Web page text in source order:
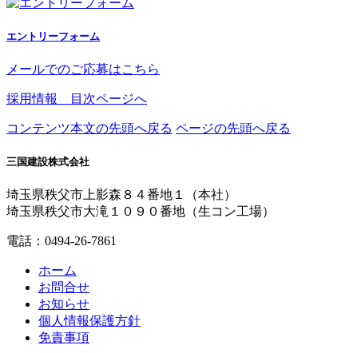
エントリーフォーム
メールでのご応募はこちら
採用情報 目次ページへ
コンテンツ本文の先頭へ戻る ページの先頭へ戻る
三国建設株式会社
埼玉県秩父市上影森８４番地１（本社）
埼玉県秩父市大滝１０９０番地（生コン工場）
電話： 0494-26-7861
ホーム
お問合せ
お知らせ
個人情報保護方針
免責事項